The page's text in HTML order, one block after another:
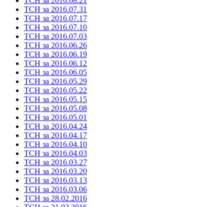
ТСН за 2016.07.31
ТСН за 2016.07.17
ТСН за 2016.07.10
ТСН за 2016.07.03
ТСН за 2016.06.26
ТСН за 2016.06.19
ТСН за 2016.06.12
ТСН за 2016.06.05
ТСН за 2016.05.29
ТСН за 2016.05.22
ТСН за 2016.05.15
ТСН за 2016.05.08
ТСН за 2016.05.01
ТСН за 2016.04.24
ТСН за 2016.04.17
ТСН за 2016.04.10
ТСН за 2016.04.03
ТСН за 2016.03.27
ТСН за 2016.03.20
ТСН за 2016.03.13
ТСН за 2016.03.06
ТСН за 28.02.2016